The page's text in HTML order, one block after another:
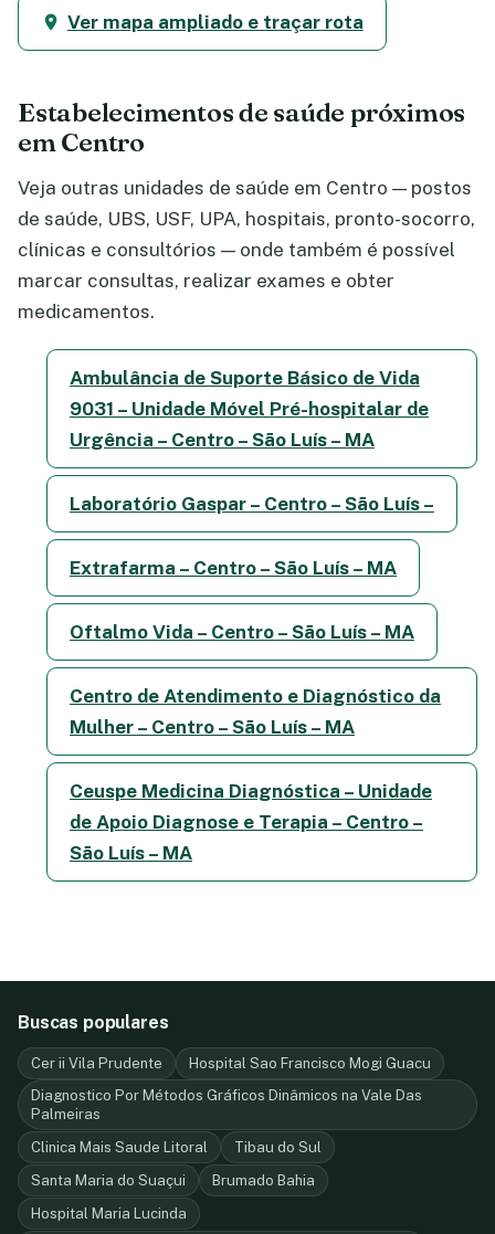
Ver mapa ampliado e traçar rota
Estabelecimentos de saúde próximos
em Centro
Veja outras unidades de saúde em Centro — postos
de saúde, UBS, USF, UPA, hospitais, pronto-socorro,
clínicas e consultórios — onde também é possível
marcar consultas, realizar exames e obter
medicamentos.
Ambulância de Suporte Básico de Vida
9031 – Unidade Móvel Pré-hospitalar de
Urgência – Centro – São Luís – MA
Laboratório Gaspar – Centro – São Luís –
Extrafarma – Centro – São Luís – MA
Oftalmo Vida – Centro – São Luís – MA
Centro de Atendimento e Diagnóstico da
Mulher – Centro – São Luís – MA
Ceuspe Medicina Diagnóstica – Unidade
de Apoio Diagnose e Terapia – Centro –
São Luís – MA
Buscas populares
Cer ii Vila Prudente
Hospital Sao Francisco Mogi Guacu
Diagnostico Por Métodos Gráficos Dinâmicos na Vale Das
Palmeiras
Clinica Mais Saude Litoral
Tibau do Sul
Santa Maria do Suaçui
Brumado Bahia
Hospital Maria Lucinda